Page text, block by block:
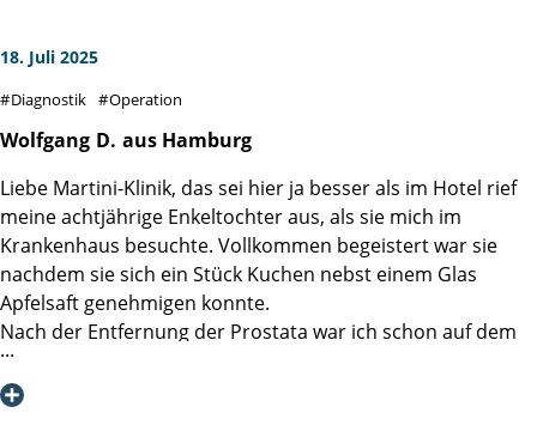
habe ich - entlang der gesamten Prozesskette von Check-In
bis Entlassung und als von jedem Mitarbeitenden mit jeder
Gedanken und die gute Implementierung derer, vor allem
aber erlebt man die durchgehend pro-aktive und
zugewandte Haltung aller Mitarbeitenden. Diese
Patientenorientierung habe ich als ein Puzzle mit vielen
kleinen Steinen und vor allem einer großen gemeinsamen
inneren Überzeugung wahrgenommen.
Neben der medizinischen Exzellenz, hat dies meine
18. Juli 2025
Diagnostik Operation
Wolfgang D. aus Hamburg
Liebe Martini-Klinik, das sei hier ja besser als im Hotel rief
meine achtjährige Enkeltochter aus, als sie mich im
Krankenhaus besuchte. Vollkommen begeistert war sie
nachdem sie sich ein Stück Kuchen nebst einem Glas
Apfelsaft genehmigen konnte.
Nach der Entfernung der Prostata war ich schon auf dem
Weg der Besserung, 5 Tage nach der OP konnte ich
entlassen werden.